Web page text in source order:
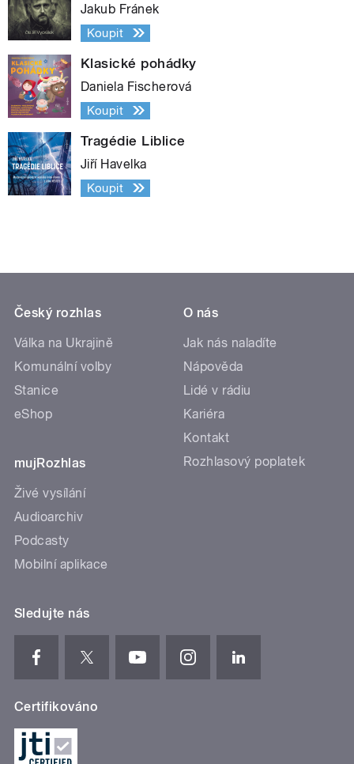
Jakub Fránek
Koupit
Klasické pohádky
Daniela Fischerová
Koupit
Tragédie Liblice
Jiří Havelka
Koupit
Český rozhlas
Válka na Ukrajině
Komunální volby
Stanice
eShop
mujRozhlas
Živé vysílání
Audioarchiv
Podcasty
Mobilní aplikace
O nás
Jak nás naladíte
Nápověda
Lidé v rádiu
Kariéra
Kontakt
Rozhlasový poplatek
Sledujte nás
Certifikováno